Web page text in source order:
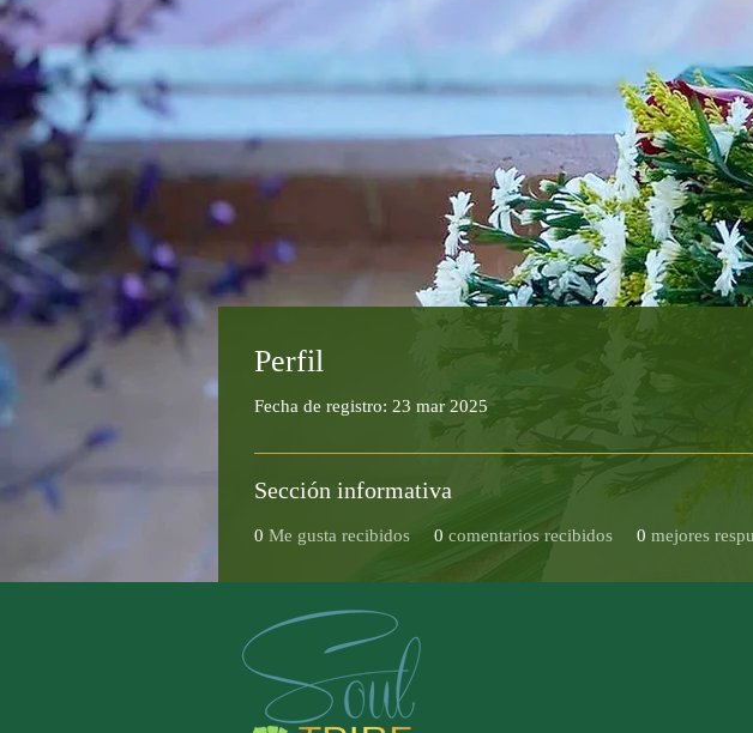
Perfil
Fecha de registro: 23 mar 2025
Sección informativa
0 Me gusta recibidos 0 comentarios recibidos 0 mejores